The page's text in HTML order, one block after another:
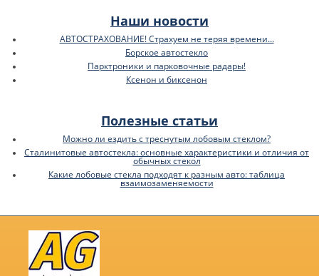
Наши новости
АВТОСТРАХОВАНИЕ! Страхуем не теряя времени...
Борское автостекло
Парктроники и парковочные радары!
Ксенон и биксенон
Полезные статьи
Можно ли ездить с треснутым лобовым стеклом?
Сталинитовые автостекла: основные характеристики и отличия от
обычных стекол
Какие лобовые стекла подходят к разным авто: таблица
взаимозаменяемости